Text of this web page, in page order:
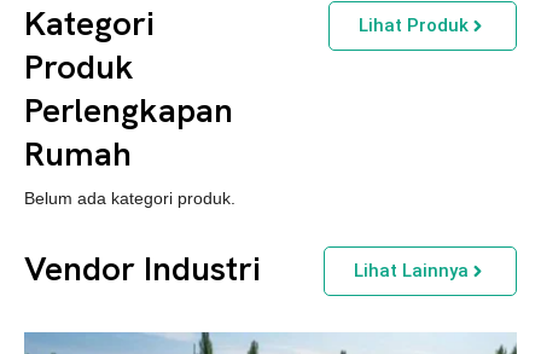
Kategori
Produk
Perlengkapan
Rumah
Lihat Produk
Belum ada kategori produk.
Vendor Industri Lihat Lainnya